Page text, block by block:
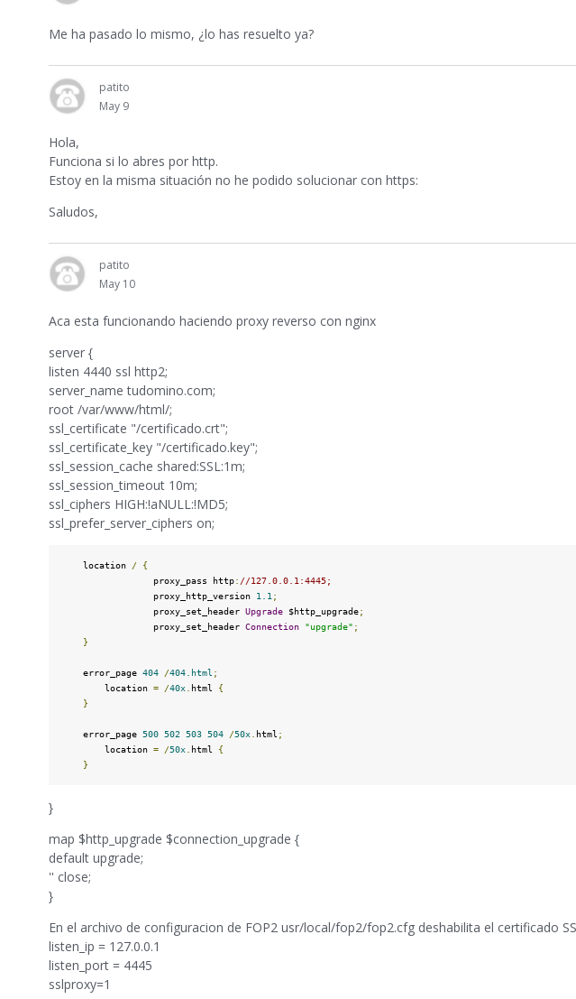
Me ha pasado lo mismo, ¿lo has resuelto ya?
patito
May 9
Hola,
Funciona si lo abres por http.
Estoy en la misma situación no he podido solucionar con https:
Saludos,
patito
May 10
Aca esta funcionando haciendo proxy reverso con nginx
server {
listen 4440 ssl http2;
server_name tudomino.com;
root /var/www/html/;
ssl_certificate "/certificado.crt";
ssl_certificate_key "/certificado.key";
ssl_session_cache shared:SSL:1m;
ssl_session_timeout 10m;
ssl_ciphers HIGH:!aNULL:!MD5;
ssl_prefer_server_ciphers on;
    location
/
{
                 proxy_pass http
: //127.0.0.1:4445;
                 proxy_http_version
1.1 ;
                 proxy_set_header
Upgrade $http_upgrade;
                 proxy_set_header
Connection "upgrade" ;
}
    error_page
404 /404.html ;
        location
= /40x html {
}
    error_page
500 502 503 504 /50x html ;
        location
= /50x html {
}
}
map $http_upgrade $connection_upgrade {
default upgrade;
'' close;
}
En el archivo de configuracion de FOP2 usr/local/fop2/fop2.cfg deshabilita el certificado
listen_ip = 127.0.0.1
listen_port = 4445
sslproxy=1